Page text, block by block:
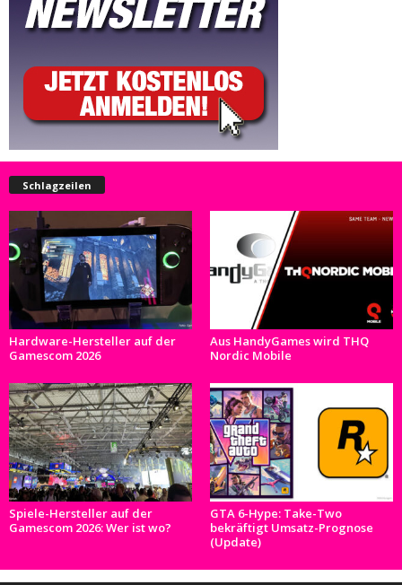
Schlagzeilen
Hardware-Hersteller auf der
Gamescom 2026
Aus HandyGames wird THQ
Nordic Mobile
Spiele-Hersteller auf der
Gamescom 2026: Wer ist wo?
GTA 6-Hype: Take-Two
bekräftigt Umsatz-Prognose
(Update)